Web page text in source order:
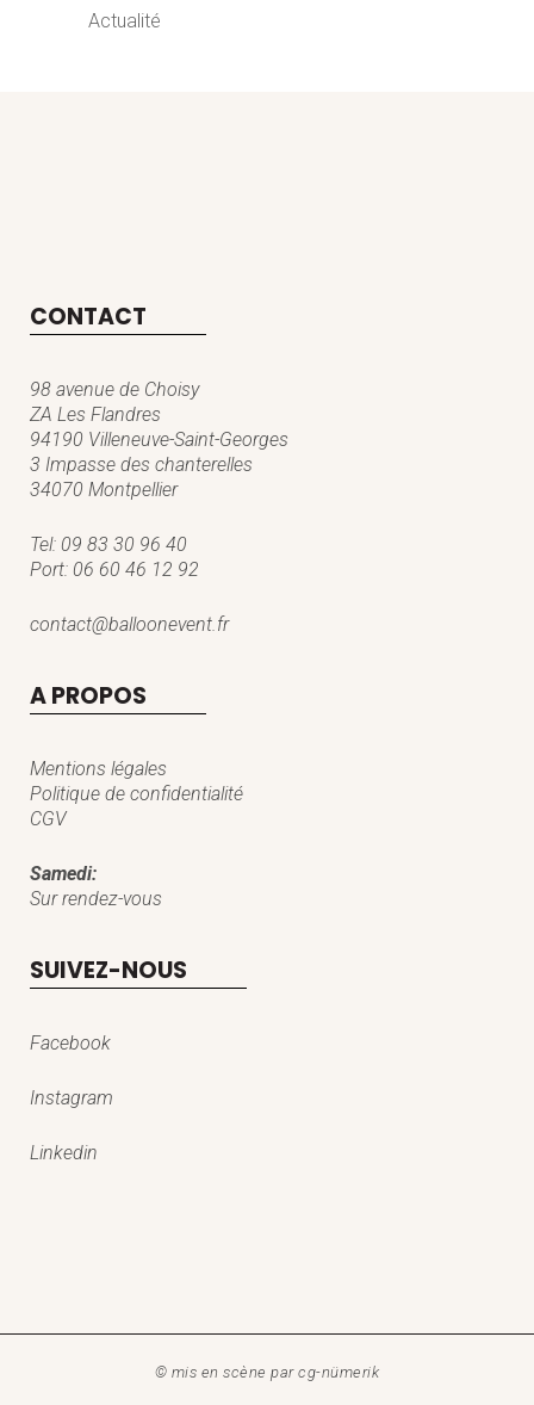
Actualité
CONTACT
98 avenue de Choisy
ZA Les Flandres
94190 Villeneuve-Saint-Georges
3 Impasse des chanterelles
34070 Montpellier
Tel: 09 83 30 96 40
Port: 06 60 46 12 92
contact@balloonevent.fr
A PROPOS
Mentions légales
Politique de confidentialité
CGV
Samedi:
Sur rendez-vous
SUIVEZ-NOUS
Facebook
Instagram
Linkedin
© mis en scène parcg-nümerik